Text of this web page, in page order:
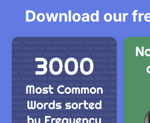
Download our